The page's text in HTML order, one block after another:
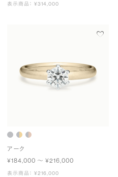
表示商品： ¥314,000
アーク
¥184,000 〜 ¥216,000
表示商品： ¥216,000